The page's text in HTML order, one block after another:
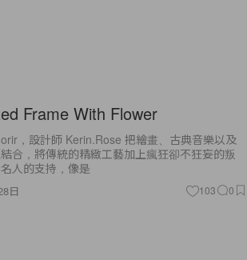
Frame With Flower
，設計師 Kerin.Rose 把繪畫、古典音樂以及
合，將傳統的精緻工藝加上瘋狂卻不狂妄的叛
人的支持，像是
日 103 0